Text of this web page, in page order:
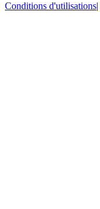
Conditions d'utilisations|